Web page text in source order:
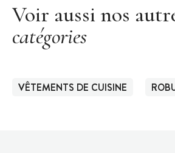
Voir aussi nos
catégories
VÊTEMENTS DE CUISINE